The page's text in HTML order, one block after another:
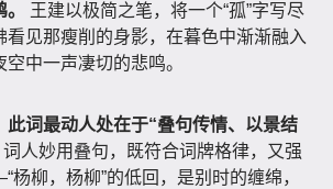
王建以极简之笔，将一个“孤”字写尽
看见那瘦削的身影，在暮色中渐渐融入
中一声凄切的悲鸣。
此词最动人处在于“叠句传情、以景结
词人妙用叠句，既符合词牌格律，又强
柳，杨柳”的低回，是别时的缠绵，